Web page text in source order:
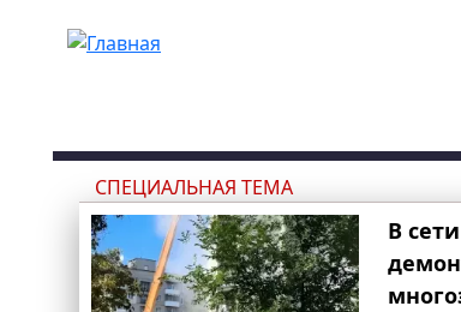
СПЕЦИАЛЬНАЯ ТЕМА
В